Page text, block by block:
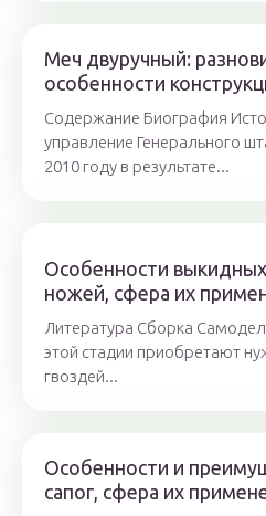
Меч двуручный:
особенности
Содержание Биография
управление Генерального
2010 году в результате...
Особенности
ножей, сфера их
Литература Сборка
этой стадии приобретают
гвоздей...
Особенности и
сапог, сфера их